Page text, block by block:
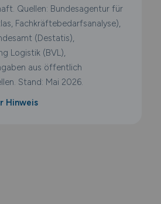
Quellen: Bundesagentur für
Fachkräftebedarfsanalyse),
(Destatis),
Logistik (BVL),
aus öffentlich
Stand: Mai 2026.
Hinweis